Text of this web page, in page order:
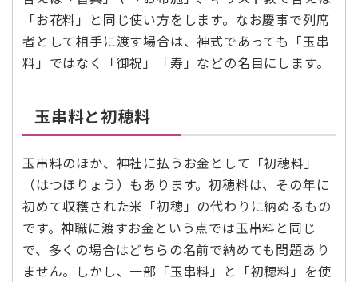
「お花料」と同じ使い方をします。なお慶事で列席
者として相手に渡す場合は、神式であっても「玉串
料」ではなく「御祝」「寿」などの名目にします。
玉串料と初穂料
玉串料のほか、神社に払うお金として「初穂料」
（はつほりょう）もあります。初穂料は、その年に
初めて収穫された米「初穂」の代わりに納めるもの
です。神職に渡すお金という点では玉串料と同じ
で、多くの場合はどちらの名前で納めても問題あり
ません。しかし、一部「玉串料」と「初穂料」を使